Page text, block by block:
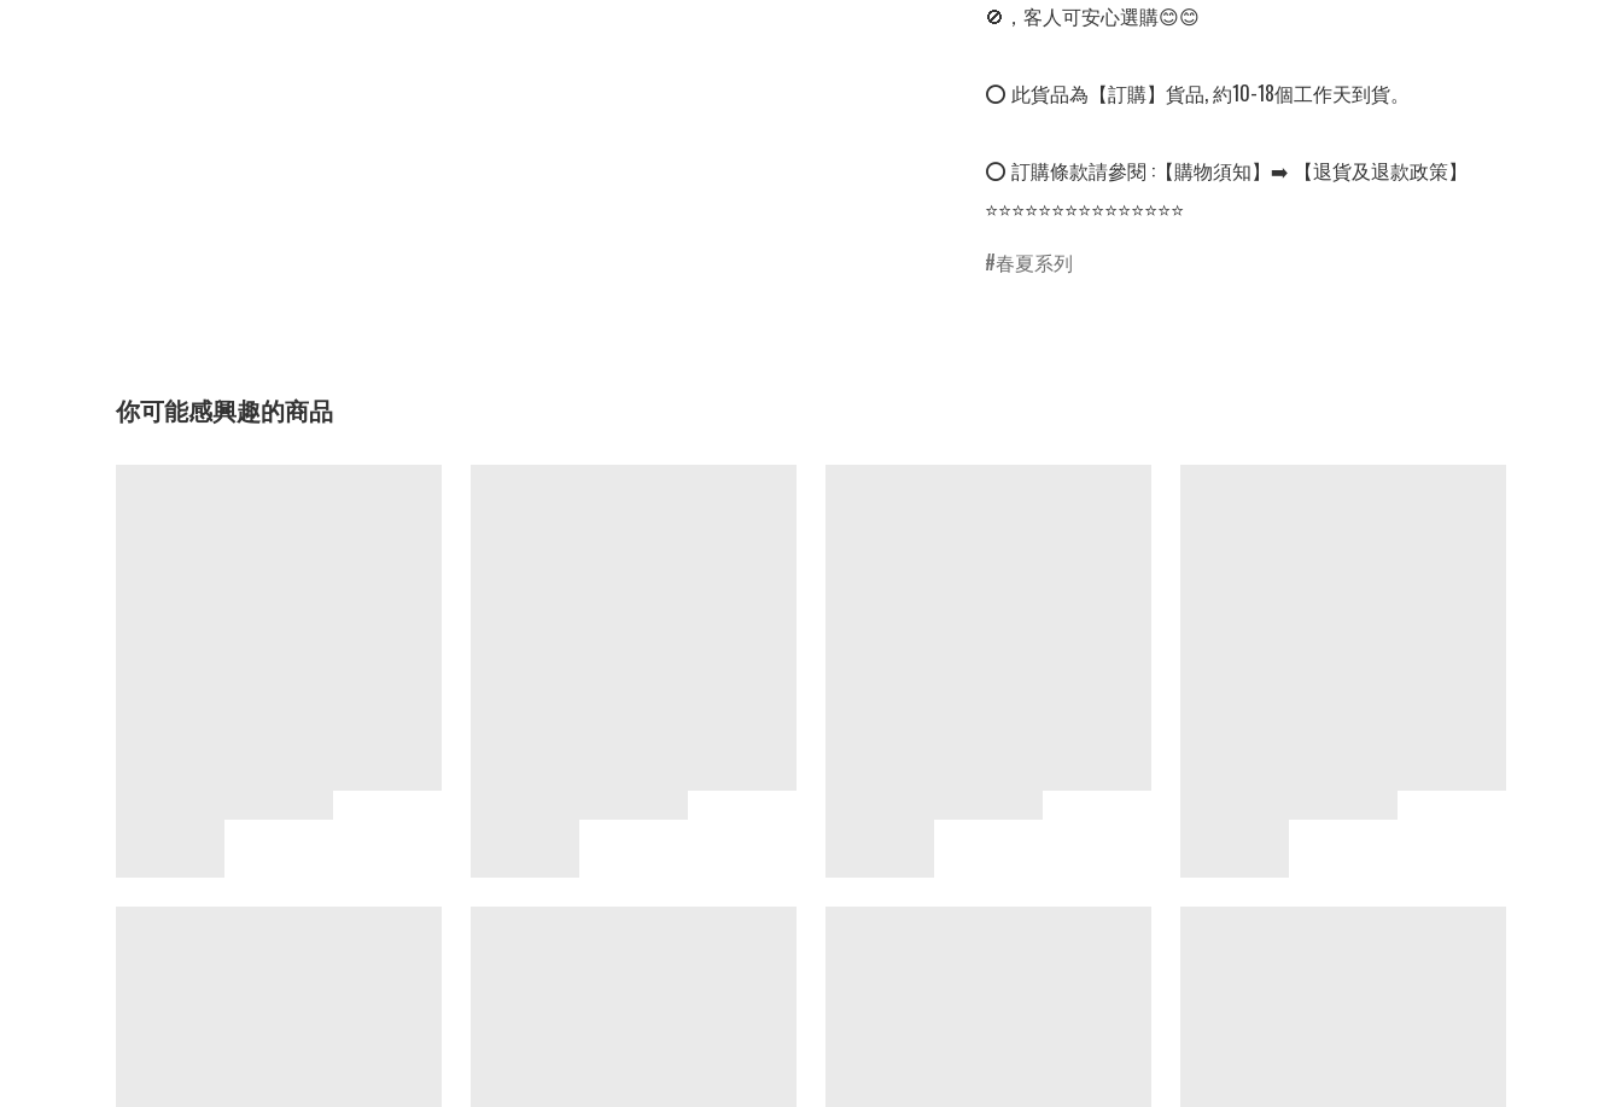
🚫，客人可安心選購😊😊
⭕ 此貨品為【訂購】貨品, 約10-18個工作天到貨。
⭕ 訂購條款請參閱 :【購物須知】➡️ 【退貨及退款政策】
⭐⭐⭐⭐⭐⭐⭐⭐⭐⭐⭐⭐⭐⭐⭐
春夏系列
你可能感興趣的商品